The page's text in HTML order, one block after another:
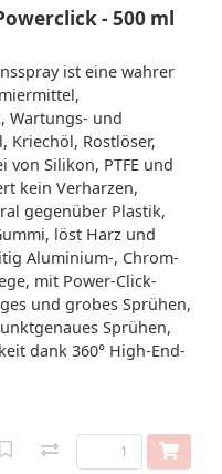
- 500 ml
ist eine wahrer
Wartungs- und
Kriechöl, Rostlöser,
von Silikon, PTFE und
kein Verharzen,
gegenüber Plastik,
löst Harz und
Aluminium-, Chrom-
mit Power-Click-
und grobes Sprühen,
Sprühen,
dank 360° High-End-